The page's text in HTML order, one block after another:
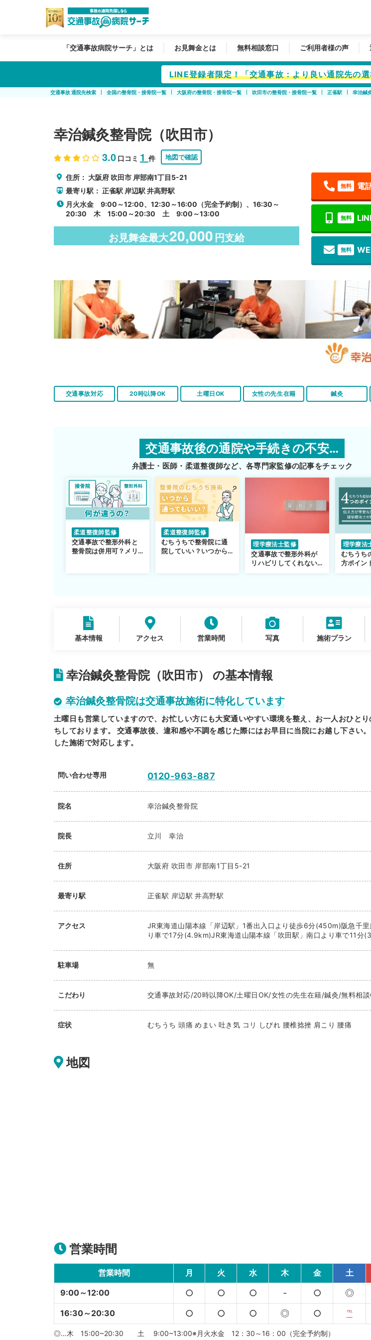
「交通事故病院サーチ」とは お見舞金とは 無料相談窓口 ご利用者様の声
LINE登録者限定！「交通事故：より良い通院先の
交通事故 通院先検索 全国の整骨院・接骨院一覧 大阪府の整骨院・接骨院一覧 吹田市の整骨院・接骨院一覧 正雀駅 幸治鍼
幸治鍼灸整骨院（吹田市）
3.0 口コミ 1 件 地図で確認
住所： 大阪府 吹田市 岸部南1丁目5-21
最寄り駅： 正雀駅 岸辺駅 井高野駅
月火水金 9:00～12:00、12:30～16:00（完全予約制）、16:30～
20:30 木 15:00～20:30 土 9:00～13:00
お見舞金最大20,000 円支給
無料 電
無料
無料
交通事故対応 20時以降OK 土曜日OK 女性の先生在籍 鍼灸
交通事故後の通院や手続きの不安…
弁護士・医師・柔道整復師など、各専門家監修の記事をチェック
柔道整復師監修
交通事故で整形外科と
整骨院は併用可？メリ
柔道整復師監修
むちうちで整骨院に通
院していい？いつから
理学療法士監修
交通事故で整形外科が
リハビリしてくれない…
転院するべき？
理学療法
むちうち
方ポイン
が重要な
基本情報 アクセス 営業時間 写真 施術プラン
幸治鍼灸整骨院（吹田市） の基本情報
幸治鍼灸整骨院は交通事故施術に特化しています
土曜日も営業していますので、お忙しい方にも大変通いやすい環境を整え、お一人おひと
ちしております。 交通事故後、違和感や不調を感じた際にはお早目に当院にお越し下さい
した施術で対応します。
問い合わせ専用 0120-963-887
院名 幸治鍼灸整骨院
院長 立川 幸治
住所 大阪府 吹田市 岸部南1丁目5-21
最寄り駅 正雀駅 岸辺駅 井高野駅
アクセス
JR東海道山陽本線「岸辺駅」1番出入口より徒歩6分(450m)阪急千里
り車で17分(4.9km)JR東海道山陽本線「吹田駅」南口より車で11分
駐車場 無
こだわり 交通事故対応/20時以降OK/土曜日OK/女性の先生在籍/鍼灸/無料相
症状 むちうち 頭痛 めまい 吐き気 コリ しびれ 腰椎捻挫 肩こり 腰痛
地図
営業時間
営業時間 月 火 水 木 金 土
9:00～12:00
○ ○ ○ - ○ ◎
16:30～20:30 ○ ○ ○ ◎ ○ ℡
◎…木 15:00~20:30 土 9:00~13:00※月火水金 12：30～16：00（完全予約制）